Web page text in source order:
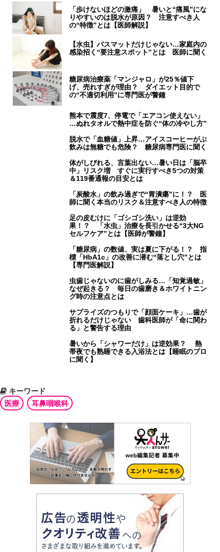
「歩けないほどの激痛」 暑いと“痛風”にな
りやすいのは脱水が原因？ 注意すべき人
の“特徴”とは【医師解説】
【水虫】バスマットだけじゃない…家庭内の
感染招く“要注意スポット”とは 医師に聞く
糖尿病治療薬「マンジャロ」が25％値下
げ、売れすぎが理由？ ダイエット目的で
の“不適切利用”に専門医が警鐘
熊本で震度7、停電で「エアコン使えない」
…ぬれタオルで熱中症を防ぐ“体の冷やし方”
脱水で「血糖値」上昇…アイスコーヒーがぶ
飲みは無糖でも危険？ 糖尿病専門医に聞く
体がしびれる、言葉出ない…暑い日は「脳卒
中」リスク増 すぐに実行すべき5つの対策
＆119番通報の目安とは
「炭酸水」の飲み過ぎで“胃潰瘍”に！？ 医
師に聞く本当のリスク＆注意すべき人の特徴
足の皮むけに「ゴシゴシ洗い」は逆効
果！？ 「水虫」治療を長引かせる“3大NG
セルフケア”とは【医師が警鐘】
「糖尿病」の数値、実は夏に下がる！？ 指
標「HbA1c」の改善に潜む“落とし穴”とは
【専門医解説】
虫歯じゃないのに歯がしみる…「知覚過敏」
なぜ起きる？ 毎日の歯磨き＆ホワイトニン
グ時の注意点とは
サプライズのつもりで「顔面ケーキ」…歯が
折れるだけじゃない 歯科医師が「命に関わ
る」と警告する理由
暑いから「シャワーだけ」は逆効果？ 熱
帯夜でも熟睡できる入浴法とは【睡眠のプロ
に聞く】
キーワード
医療
耳鼻咽喉科